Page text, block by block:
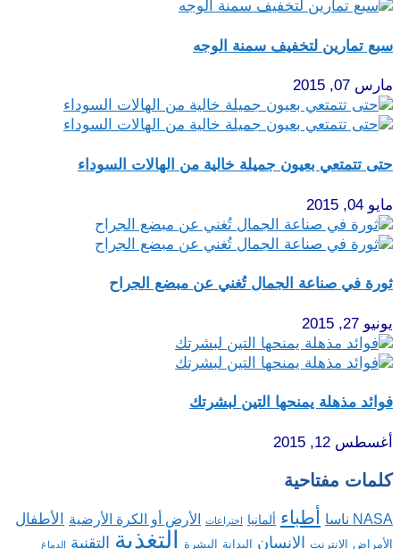
سبع تمارين لتخفيف سمنة الوجه
مارس 07, 2015
حتى تتمتعي بعيون جميلة خالية من الهالات السوداء
مايو 04, 2015
ثورة في صناعة الجمال تُغني عن مبضع الجراح
يونيو 27, 2015
فوائد مذهلة يمنحها التين لبشرتك
أغسطس 12, 2015
كلمات مفتاحية
NASA ناسا أطباء ألمانيا اختراعات الأرض أو الكرة الأرضية الأطفال
الأمراض الإنترنت الإنسان البدانة البشرة التغذية التقنية الدماغ